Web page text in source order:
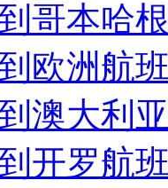
到哥本哈
到欧洲航
到澳大利
开罗航